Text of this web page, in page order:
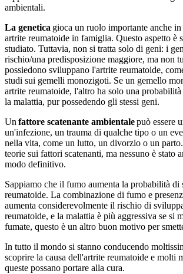
ambientali.
La genetica gioca un ruolo importante anche in
artrite reumatoide in famiglia. Questo aspetto è
studiato. Tuttavia, non si tratta solo di geni: i
rischio/una predisposizione maggiore, ma non
possiedono sviluppano l'artrite reumatoide,
studi sui gemelli monozigoti. Se un gemello
artrite reumatoide, l'altro ha solo una
la malattia, pur possedendo gli stessi geni.
Unfattore scatenante ambientalepuò essere
un'infezione, un trauma di qualche tipo o un
nella vita, come un lutto, un divorzio o un
teorie sui fattori scatenanti, ma nessuno è stato
modo definitivo.
Sappiamo che il fumo aumenta la probabilità di
reumatoide. La combinazione di fumo e
aumenta considerevolmente il rischio di
reumatoide, e la malattia è più aggressiva se si
fumate, questo è un altro buon motivo per
In tutto il mondo si stanno conducendo
scoprire la causa dell'artrite reumatoide e molti
queste possano portare alla cura.